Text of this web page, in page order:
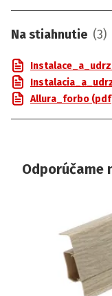
Na stiahnutie (3)
Allura_forbo
Odporúčame